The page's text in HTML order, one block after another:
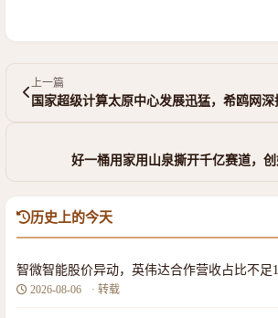
上一篇
国家超级计算太原中心发展迅猛，希鸥网
好一桶用家用山泉撕开千亿赛道，
历史上的今天
智微智能股价异动，英伟达合作营收占比不足
2026-08-06 · 转载